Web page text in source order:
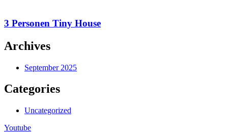
Tiny
House
3 Personen Tiny House
Archives
September 2025
Categories
Uncategorized
Youtube